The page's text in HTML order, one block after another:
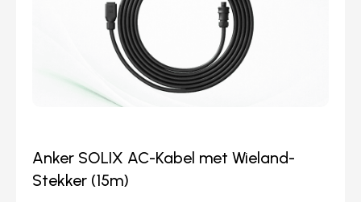
Anker SOLIX AC-Kabel met Wieland-
Stekker (15m)